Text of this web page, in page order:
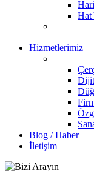
Hat
Hizmetlerimiz
Blog / Haber
İletişim